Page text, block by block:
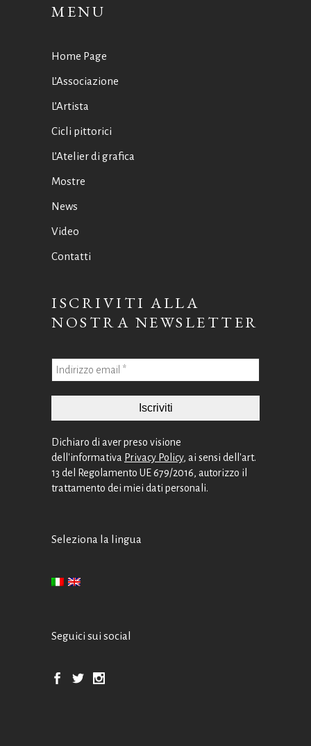
MENU
Home Page
L’Associazione
L’Artista
Cicli pittorici
L’Atelier di grafica
Mostre
News
Video
Contatti
ISCRIVITI ALLA
NOSTRA NEWSLETTER
Dichiaro di aver preso visione
dell'informativa Privacy Policy, ai sensi dell'art.
13 del Regolamento UE 679/2016, autorizzo il
trattamento dei miei dati personali.
Seleziona la lingua
Seguici sui social